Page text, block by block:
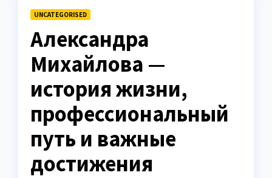
UNCATEGORISED
Александра
Михайлова —
история жизни,
профессиональный
путь и важные
достижения